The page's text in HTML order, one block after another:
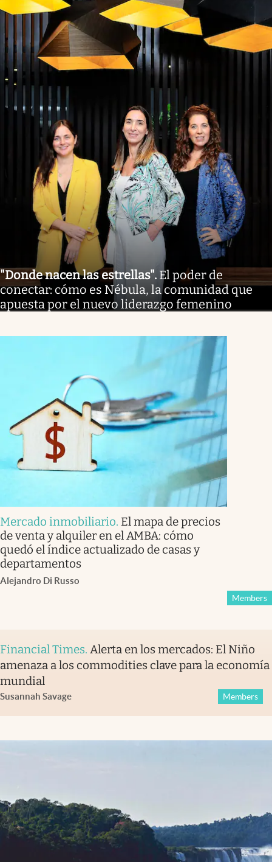
"Donde nacen las estrellas". El poder de
conectar: cómo es Nébula, la comunidad que
apuesta por el nuevo liderazgo femenino
Mercado inmobiliario. El mapa de precios
de venta y alquiler en el AMBA: cómo
quedó el índice actualizado de casas y
departamentos
Alejandro Di Russo
Members
Financial Times. Alerta en los mercados: El Niño
amenaza a los commodities clave para la economía
mundial
Susannah Savage Members